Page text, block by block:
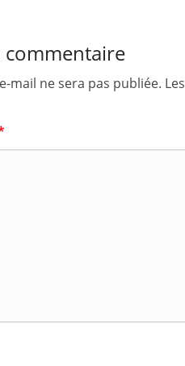
commentaire
mail ne sera pas publiée.